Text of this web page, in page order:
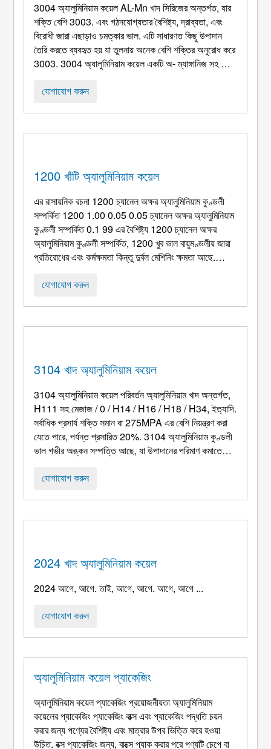
3004 অ্যালুমিনিয়াম কয়েল AL-Mn খাদ সিরিজের অন্তর্গত, যার
শক্তি বেশি 3003. এবং গঠনযোগ্যতার বৈশিষ্ট্য, দ্রাব্যতা, এবং
বিরোধী জারা এছাড়াও চমত্কার ভাল. এটি সাধারণত কিছু উপাদান
তৈরি করতে ব্যবহৃত হয় যা তুলনায় অনেক বেশি শক্তির অনুরোধ করে
3003. 3004 অ্যালুমিনিয়াম কয়েল একটি অ- ম্যাঙ্গানিজ সহ তাপ
হিসাবে. এটি অনুরূপ 3003 আগে ...
যোগাযোগ করুন
1200 খাঁটি অ্যালুমিনিয়াম কয়েল
এর রাসায়নিক রচনা 1200 চ্যানেল অক্ষর অ্যালুমিনিয়াম কুণ্ডলী
সম্পর্কিত 1200 1.00 0.05 0.05 চ্যানেল অক্ষর অ্যালুমিনিয়াম
কুণ্ডলী সম্পর্কিত 0.1 99 এর বৈশিষ্ট্য 1200 চ্যানেল অক্ষর
অ্যালুমিনিয়াম কুণ্ডলী সম্পর্কিত, 1200 খুব ভাল বায়ুমণ্ডলীয় জারা
প্রতিরোধের এবং কর্মক্ষমতা কিন্তু দুর্বল মেশিনিং ক্ষমতা আছে.
জন্য বিখ্যাত. এর অ্যাপ্লিকেশন 1200 অ্যালুমিনিয়াম কয়েল ...
যোগাযোগ করুন
3104 খাদ অ্যালুমিনিয়াম কয়েল
3104 অ্যালুমিনিয়াম কয়েল পরিবর্তন অ্যালুমিনিয়াম খাদ অন্তর্গত,
H111 সহ মেজাজ / 0 / H14 / H16 / H18 / H34, ইত্যাদি.
সর্বাধিক প্রসার্য শক্তি সমান বা 275MPA এর বেশি নিয়ন্ত্রণ করা
যেতে পারে, পর্যন্ত প্রসারিত 20%. 3104 অ্যালুমিনিয়াম কুণ্ডলী
ভাল গভীর অঙ্কন সম্পত্তি আছে, যা উপাদানের পরিমাণ কমাতে
যোগাযোগ করুন
2024 খাদ অ্যালুমিনিয়াম কয়েল
2024 আগে, আগে. তাই, আগে, আগে. আগে, আগে ...
যোগাযোগ করুন
অ্যালুমিনিয়াম কয়েল প্যাকেজিং
অ্যালুমিনিয়াম কয়েল প্যাকেজিং প্রয়োজনীয়তা অ্যালুমিনিয়াম
কয়েলের প্যাকেজিং প্যাকেজিং বাক্স এবং প্যাকেজিং পদ্ধতি চয়ন
করার জন্য পণ্যের বৈশিষ্ট্য এবং মাত্রার উপর ভিত্তি করে হওয়া
উচিত. বক্স প্যাকেজিং জন্য, বাক্সে প্যাক করার পরে পণ্যটি চেপে বা